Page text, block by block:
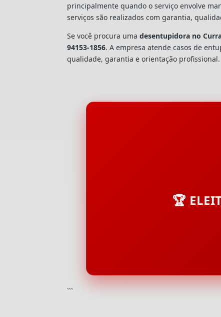
principalmente quando o serviço envolve
serviços são realizados com garantia,
Se você procura umadesentupidora no
94153-1856. A empresa atende casos de
qualidade, garantia e orientação profissional.
🏆
```